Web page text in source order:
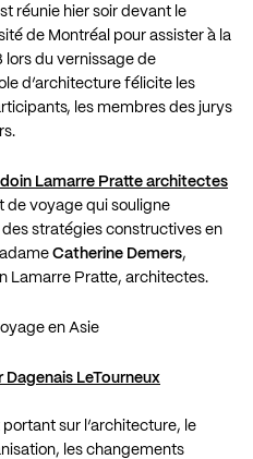
réunie hier soir devant le
de Montréal pour assister à la
lors du vernissage de
d’architecture félicite les
les membres des jurys
Lamarre Pratte architectes
de voyage qui souligne
des stratégies constructives en
Catherine Demers,
Lamarre Pratte, architectes.
en Asie
Dagenais LeTourneux
sur l’architecture, le
les changements